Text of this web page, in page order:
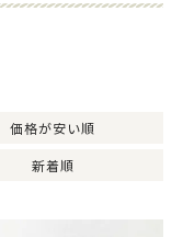
価格が安い順
新着順